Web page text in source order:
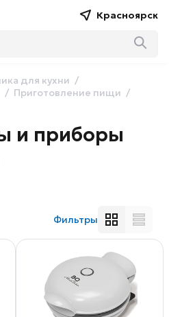
Красноярск
для кухни
Приготовление пищи
и приборы
Фильтры